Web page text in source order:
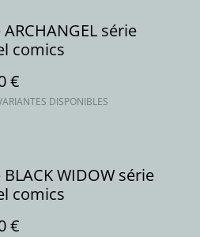
série
comics
€
DISPONIBLES
WIDOW série
comics
€